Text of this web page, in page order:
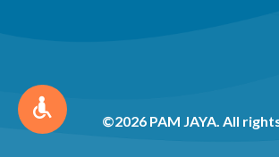
©2026 PAM JAYA. All